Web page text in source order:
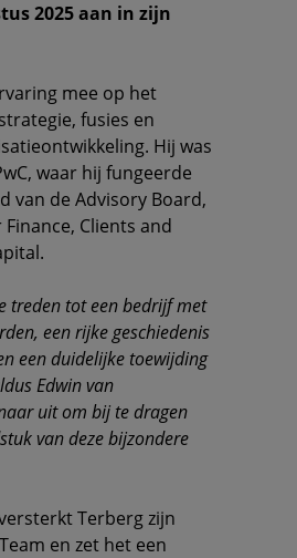
2025 aan in zijn
mee op het
fusies en
Hij was
waar hij fungeerde
van de Advisory Board,
Clients and
treden tot een bedrijf met
een rijke geschiedenis
een duidelijke toewijding
Edwin van
uit om bij te dragen
van deze bijzondere
Terberg zijn
en zet het een